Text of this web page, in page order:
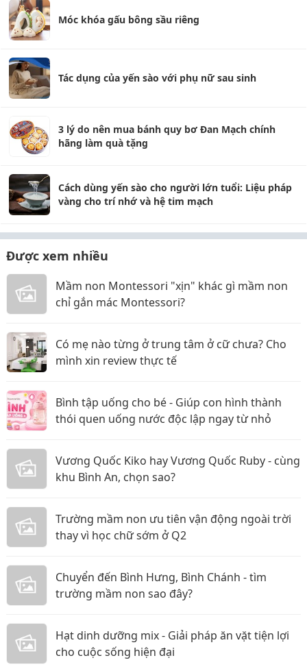
Móc khóa gấu bông sầu riêng
Tác dụng của yến sào với phụ nữ sau sinh
3 lý do nên mua bánh quy bơ Đan Mạch chính
hãng làm quà tặng
Cách dùng yến sào cho người lớn tuổi: Liệu pháp
vàng cho trí nhớ và hệ tim mạch
Được xem nhiều
Mầm non Montessori "xịn" khác gì mầm non
chỉ gắn mác Montessori?
Có mẹ nào từng ở trung tâm ở cữ chưa? Cho
mình xin review thực tế
Bình tập uống cho bé - Giúp con hình thành
thói quen uống nước độc lập ngay từ nhỏ
Vương Quốc Kiko hay Vương Quốc Ruby - cùng
khu Bình An, chọn sao?
Trường mầm non ưu tiên vận động ngoài trời
thay vì học chữ sớm ở Q2
Chuyển đến Bình Hưng, Bình Chánh - tìm
trường mầm non sao đây?
Hạt dinh dưỡng mix - Giải pháp ăn vặt tiện lợi
cho cuộc sống hiện đại